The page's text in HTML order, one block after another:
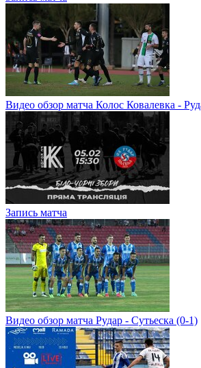
Видео обзор матча Колос Ковалевка -
Запись матча
Видео обзор матча Рудар - Сутьеска (0-1)